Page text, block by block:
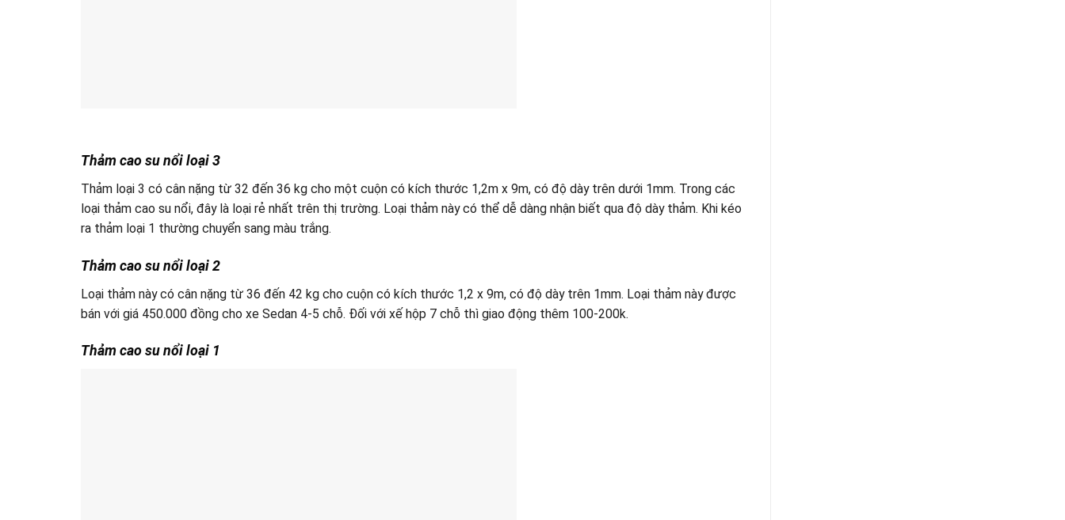
Thảm cao su nổi loại 3
Thảm loại 3 có cân nặng từ 32 đến 36 kg cho một cuộn có kích thước 1,2m x 9m, có độ dày trên dưới 1mm. Trong các
loại thảm cao su nổi, đây là loại rẻ nhất trên thị trường. Loại thảm này có thể dễ dàng nhận biết qua độ dày thảm. Khi kéo
ra thảm loại 1 thường chuyển sang màu trắng.
Thảm cao su nổi loại 2
Loại thảm này có cân nặng từ 36 đến 42 kg cho cuộn có kích thước 1,2 x 9m, có độ dày trên 1mm. Loại thảm này được
bán với giá 450.000 đồng cho xe Sedan 4-5 chỗ. Đối với xế hộp 7 chỗ thì giao động thêm 100-200k.
Thảm cao su nổi loại 1